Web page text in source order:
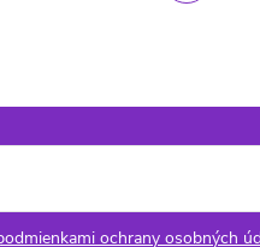
ochrany osobných